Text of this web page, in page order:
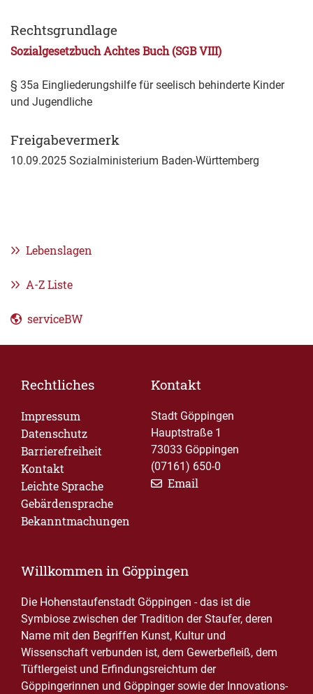
Rechtsgrundlage
Sozialgesetzbuch Achtes Buch (SGB VIII)
§ 35a Eingliederungshilfe für seelisch behinderte Kinder
und Jugendliche
Freigabevermerk
10.09.2025 Sozialministerium Baden-Württemberg
Lebenslagen
A-Z Liste
serviceBW
Rechtliches
Impressum
Datenschutz
Barrierefreiheit
Kontakt
Leichte Sprache
Gebärdensprache
Bekanntmachungen
Kontakt
Stadt Göppingen
Hauptstraße 1
73033 Göppingen
(07161) 650-0
Email
Willkommen in Göppingen
Die Hohenstaufenstadt Göppingen - das ist die
Symbiose zwischen der Tradition der Staufer, deren
Name mit den Begriffen Kunst, Kultur und
Wissenschaft verbunden ist, dem Gewerbefleiß, dem
Tüftlergeist und Erfindungsreichtum der
Göppingerinnen und Göppinger sowie der Innovations-